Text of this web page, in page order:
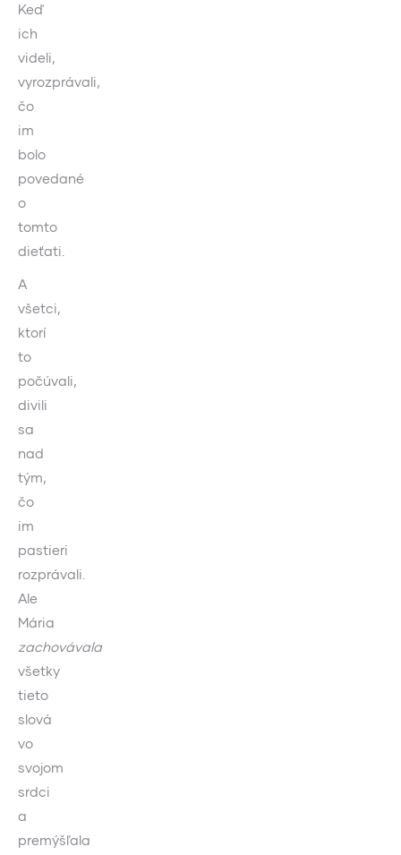
Keď
ich
videli,
vyrozprávali,
čo
im
bolo
povedané
o
tomto
dieťati.
A
všetci,
ktorí
to
počúvali,
divili
sa
nad
tým,
čo
im
pastieri
rozprávali.
Ale
Mária
zachovávala
všetky
tieto
slová
vo
svojom
srdci
a
premýšľala